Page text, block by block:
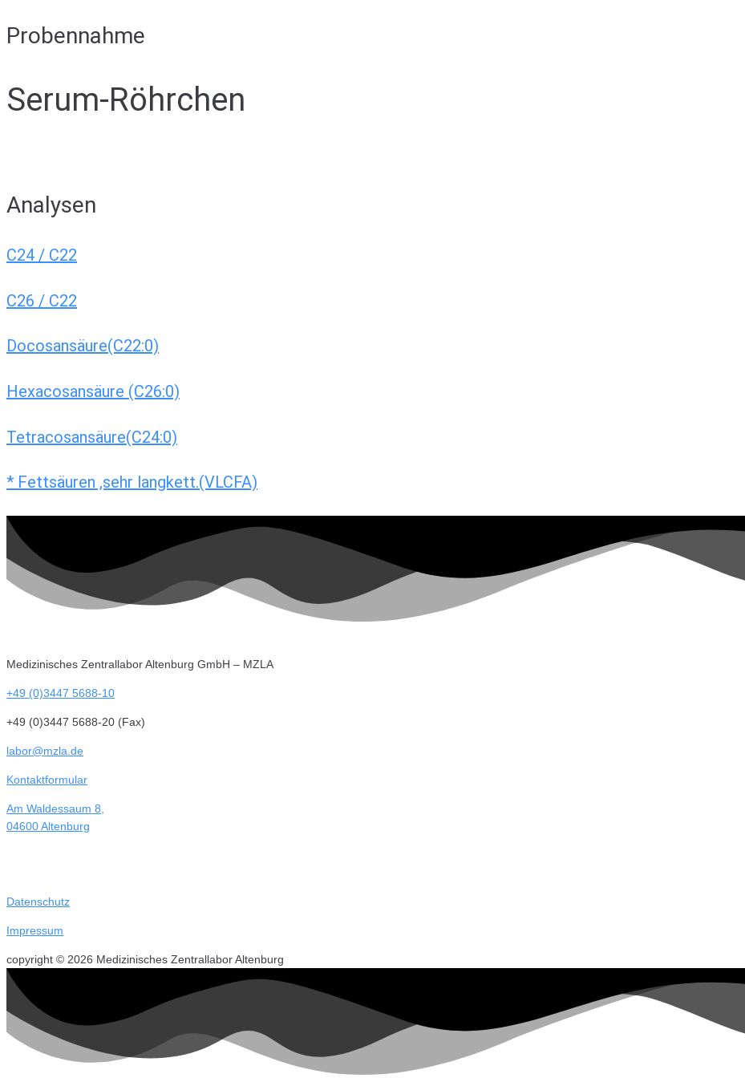
Probennahme
Serum-Röhrchen
Analysen
C24 / C22
C26 / C22
Docosansäure(C22:0)
Hexacosansäure (C26:0)
Tetracosansäure(C24:0)
* Fettsäuren ,sehr langkett.(VLCFA)
Medizinisches Zentrallabor Altenburg GmbH – MZLA
+49 (0)3447 5688-10
+49 (0)3447 5688-20 (Fax)
labor@mzla.de
Kontaktformular
Am Waldessaum 8,
04600 Altenburg
Datenschutz
Impressum
copyright © 2026 Medizinisches Zentrallabor Altenburg